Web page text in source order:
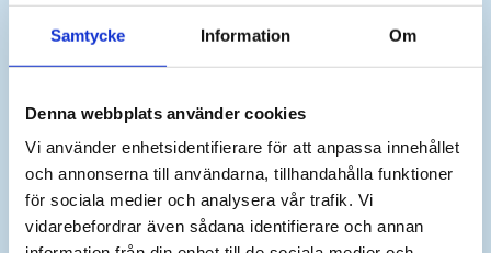
Samtycke Information Om
Denna webbplats använder cookies
Vi använder enhetsidentifierare för att anpassa innehållet
och annonserna till användarna, tillhandahålla funktioner
för sociala medier och analysera vår trafik. Vi
vidarebefordrar även sådana identifierare och annan
FUNDERINGAR?
Kontakta oss
Kostnadsfri katalog
Boka möte
Boka Service